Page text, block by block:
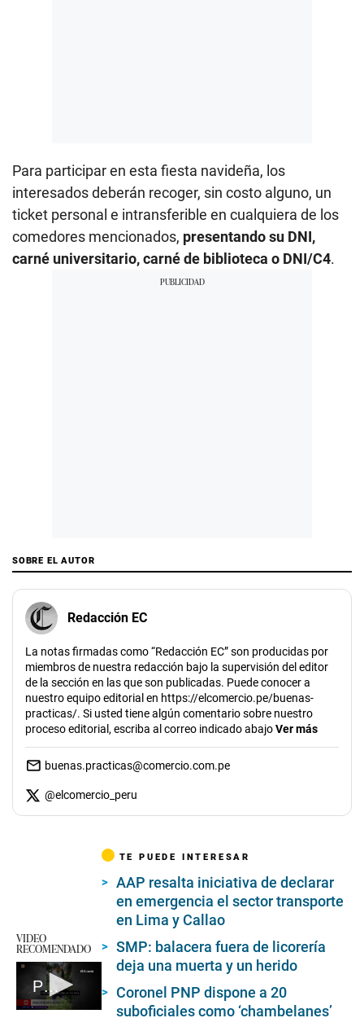
Para participar en esta fiesta navideña, los
interesados deberán recoger, sin costo alguno, un
ticket personal e intransferible en cualquiera de los
comedores mencionados, presentando su DNI,
carné universitario, carné de biblioteca o DNI/C4.
SOBRE EL AUTOR
Redacción EC
La notas firmadas como “Redacción EC” son producidas por
miembros de nuestra redacción bajo la supervisión del editor
de la sección en las que son publicadas. Puede conocer a
nuestro equipo editorial en https://elcomercio.pe/buenas-
practicas/. Si usted tiene algún comentario sobre nuestro
proceso editorial, escriba al correo indicado abajoVer más
buenas.practicas@comercio.com.pe
@elcomercio_peru
VIDEO
RECOMENDADO
Perritos envenenados en Santa Anita
TE PUEDE INTERESAR
AAP resalta iniciativa de declarar
en emergencia el sector transporte
en Lima y Callao
SMP: balacera fuera de licorería
deja una muerta y un herido
Coronel PNP dispone a 20
suboficiales como ‘chambelanes’